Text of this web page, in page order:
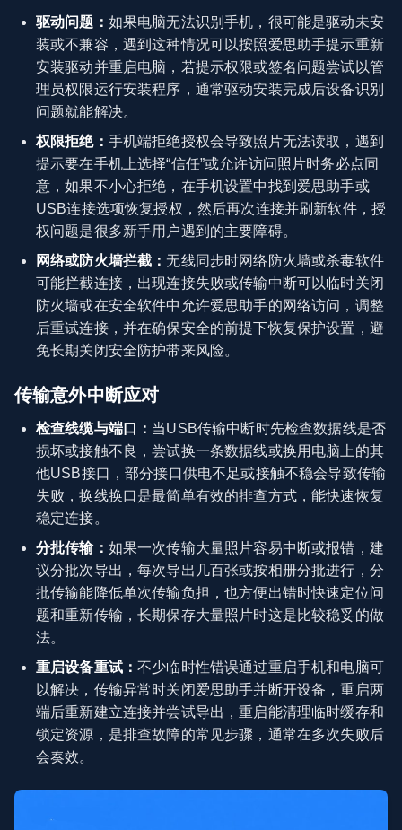
驱动问题： 如果电脑无法识别手机，很可能是驱动未安
装或不兼容，遇到这种情况可以按照爱思助手提示重新
安装驱动并重启电脑，若提示权限或签名问题尝试以管
理员权限运行安装程序，通常驱动安装完成后设备识别
问题就能解决。
权限拒绝： 手机端拒绝授权会导致照片无法读取，遇到
提示要在手机上选择“信任”或允许访问照片时务必点同
意，如果不小心拒绝，在手机设置中找到爱思助手或
USB连接选项恢复授权，然后再次连接并刷新软件，授
权问题是很多新手用户遇到的主要障碍。
网络或防火墙拦截：无线同步时网络防火墙或杀毒软件
可能拦截连接，出现连接失败或传输中断可以临时关闭
防火墙或在安全软件中允许爱思助手的网络访问，调整
后重试连接，并在确保安全的前提下恢复保护设置，避
免长期关闭安全防护带来风险。
传输意外中断应对
检查线缆与端口： 当USB传输中断时先检查数据线是否
损坏或接触不良，尝试换一条数据线或换用电脑上的其
他USB接口，部分接口供电不足或接触不稳会导致传输
失败，换线换口是最简单有效的排查方式，能快速恢复
稳定连接。
分批传输： 如果一次传输大量照片容易中断或报错，建
议分批次导出，每次导出几百张或按相册分批进行，分
批传输能降低单次传输负担，也方便出错时快速定位问
题和重新传输，长期保存大量照片时这是比较稳妥的做
法。
重启设备重试：不少临时性错误通过重启手机和电脑可
以解决，传输异常时关闭爱思助手并断开设备，重启两
端后重新建立连接并尝试导出，重启能清理临时缓存和
锁定资源，是排查故障的常见步骤，通常在多次失败后
会奏效。